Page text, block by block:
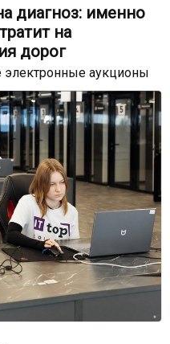
диагноз: именно
на
дорог
аукционы